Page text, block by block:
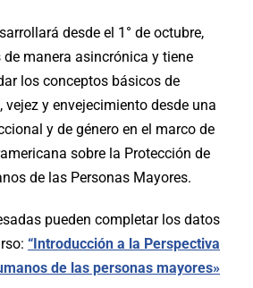
desde el 1° de octubre,
manera asincrónica y tiene
los conceptos básicos de
vejez y envejecimiento desde una
y de género en el marco de
sobre la Protección de
de las Personas Mayores.
pueden completar los datos
“Introducción a la Perspectiva
de las personas mayores»